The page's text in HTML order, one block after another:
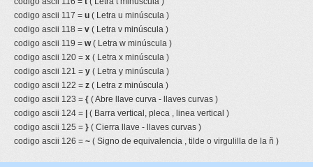
codigo ascii 117 = u ( Letra u minúscula )
codigo ascii 118 = v ( Letra v minúscula )
codigo ascii 119 = w( Letra w minúscula )
codigo ascii 120 = x ( Letra x minúscula )
codigo ascii 121 = y ( Letra y minúscula )
codigo ascii 122 = z ( Letra z minúscula )
codigo ascii 123 = { ( Abre llave curva - llaves curvas )
codigo ascii 124 =
( Barra vertical, pleca , linea vertical )
codigo ascii 125 = } ( Cierra llave - llaves curvas )
codigo ascii 126 = ~ ( Signo de equivalencia , tilde o virgulilla de la ñ )